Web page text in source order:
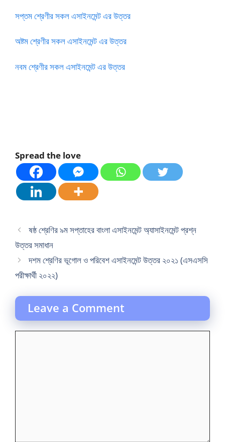
সপ্তম শ্রেণীর সকল এসাইনমেন্ট এর উত্তর
অষ্টম শ্রেণীর সকল এসাইনমেন্ট এর উত্তর
নবম শ্রেণীর সকল এসাইনমেন্ট এর উত্তর
Spread the love
ষষ্ঠ শ্রেণির ৯ম সপ্তাহের বাংলা এসাইনমেন্ট অ্যাসাইনমেন্ট প্রশ্ন
উত্তর সমাধান
দশম শ্রেণির ভূগোল ও পরিবেশ এসাইনমেন্ট উত্তর ২০২১ (এসএসসি
পরীক্ষার্থী ২০২২)
Leave a Comment